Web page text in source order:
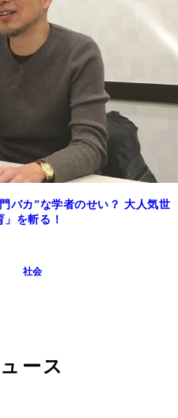
バカ”な学者のせい？ 大人気世
を斬る！
社会
ース